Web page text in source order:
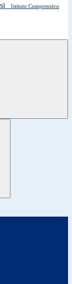
Istituto Comprensivo